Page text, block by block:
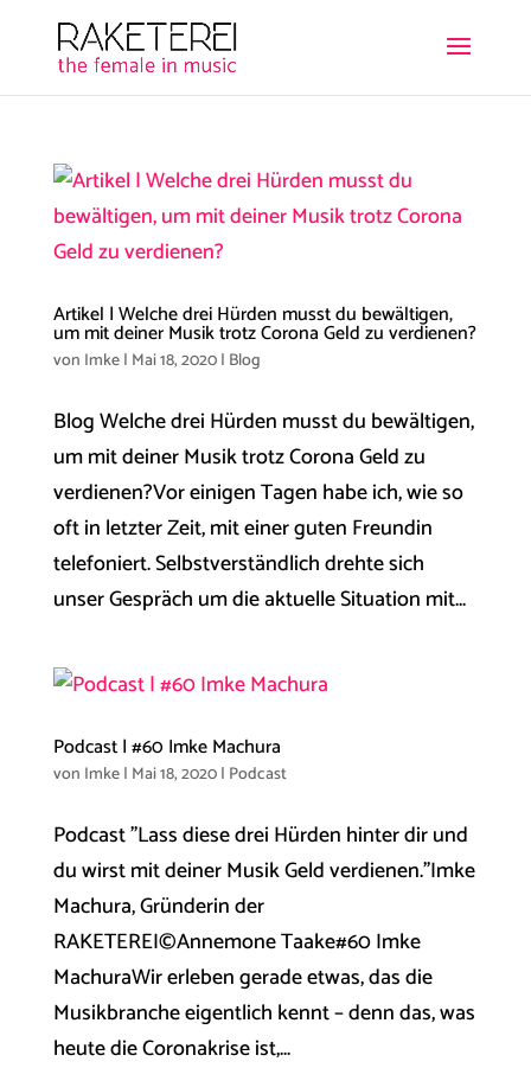
Artikel | Welche drei Hürden musst du bewältigen,
um mit deiner Musik trotz Corona Geld zu verdienen?
von Imke| Mai 18, 2020| Blog
Blog Welche drei Hürden musst du bewältigen,
um mit deiner Musik trotz Corona Geld zu
verdienen?Vor einigen Tagen habe ich, wie so
oft in letzter Zeit, mit einer guten Freundin
telefoniert. Selbstverständlich drehte sich
unser Gespräch um die aktuelle Situation mit...
Podcast | #60 Imke Machura
von Imke| Mai 18, 2020| Podcast
Podcast "Lass diese drei Hürden hinter dir und
du wirst mit deiner Musik Geld verdienen."Imke
Machura, Gründerin der
RAKETEREI©Annemone Taake#60 Imke
MachuraWir erleben gerade etwas, das die
Musikbranche eigentlich kennt – denn das, was
heute die Coronakrise ist,...